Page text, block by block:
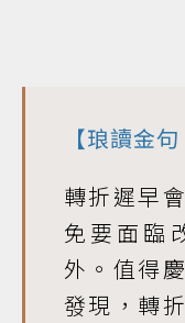
【琅讀金句
轉折遲早
免要面臨
外。值得
發現，轉